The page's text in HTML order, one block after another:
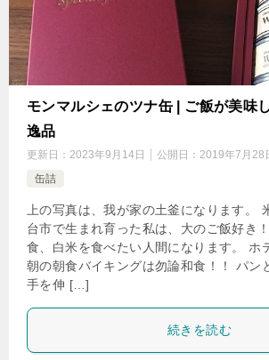
モンマルシェのツナ缶 | ご飯が美味
逸品
更新日： 2023年9月14日 公開日： 2019年7月28
缶詰
上の写真は、我が家の土釜になります。
台市で生まれ育った私は、大のご飯好き
食、白米を食べたい人間になります。 ホ
朝の朝食バイキングは勿論和食！！ パン
手を伸 […]
続きを読む